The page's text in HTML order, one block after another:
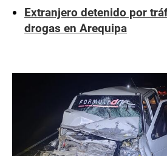
Extranjero detenido por
drogas en Arequipa